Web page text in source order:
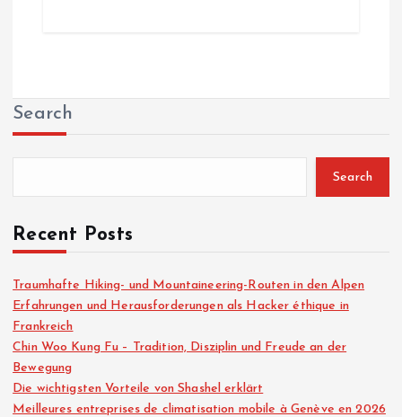
Search
Search
Recent Posts
Traumhafte Hiking- und Mountaineering-Routen in den Alpen
Erfahrungen und Herausforderungen als Hacker éthique in
Frankreich
Chin Woo Kung Fu – Tradition, Disziplin und Freude an der
Bewegung
Die wichtigsten Vorteile von Shashel erklärt
Meilleures entreprises de climatisation mobile à Genève en 2026